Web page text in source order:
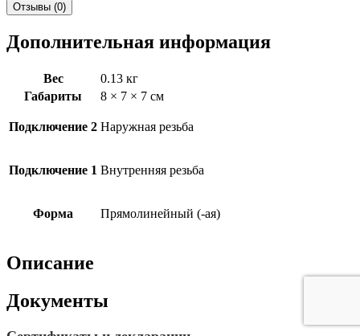
Отзывы (0)
Дополнительная информация
Вес
0.13 кг
Габариты
8 × 7 × 7 см
Подключение 2 Наружная резьба
Подключение 1 Внутренняя резьба
Форма Прямолинейный (-ая)
Описание
Документы